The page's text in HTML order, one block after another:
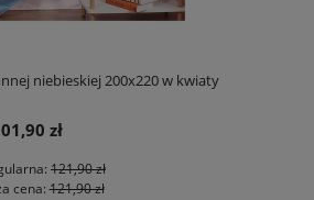
niebieskiej 200x220 w kwiaty
zł
121,90 zł
cena:121,90 zł